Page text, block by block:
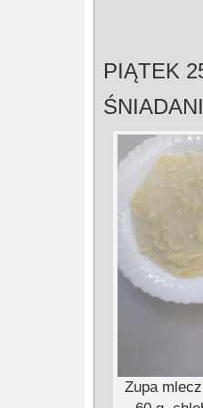
PIĄTEK
Zupa